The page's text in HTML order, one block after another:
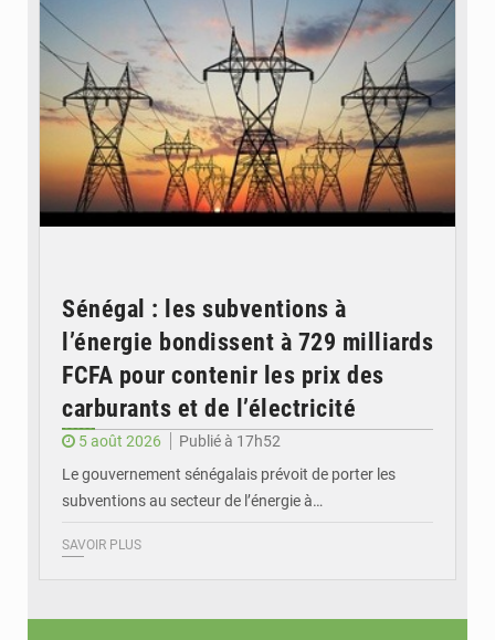
Sénégal : les subventions à
l’énergie bondissent à 729 milliards
FCFA pour contenir les prix des
carburants et de l’électricité
5 août 2026
Publié à 17h52
Le gouvernement sénégalais prévoit de porter les
subventions au secteur de l’énergie à…
SAVOIR PLUS